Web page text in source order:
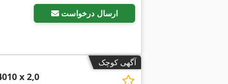
ارسال درخواست
آگهی کوچک
x 2,0